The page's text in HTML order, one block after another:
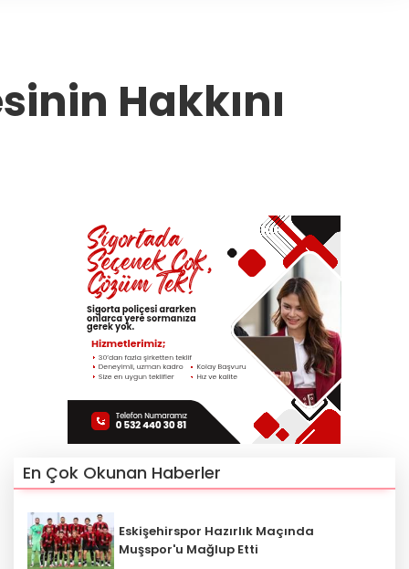
Hakkını
En Çok Okunan Haberler
Eskişehirspor Hazırlık Maçında
Muşspor'u Mağlup Etti